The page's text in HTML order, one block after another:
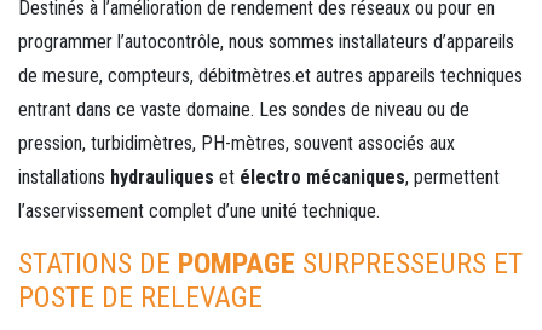
Destinés à l’amélioration de rendement des réseaux ou pour en
programmer l’autocontrôle, nous sommes installateurs d’appareils
de mesure, compteurs, débitmètres.et autres appareils techniques
entrant dans ce vaste domaine. Les sondes de niveau ou de
pression, turbidimètres, PH-mètres, souvent associés aux
installations hydrauliques et électro mécaniques, permettent
l’asservissement complet d’une unité technique.
STATIONS DE POMPAGE SURPRESSEURS ET
POSTE DE RELEVAGE